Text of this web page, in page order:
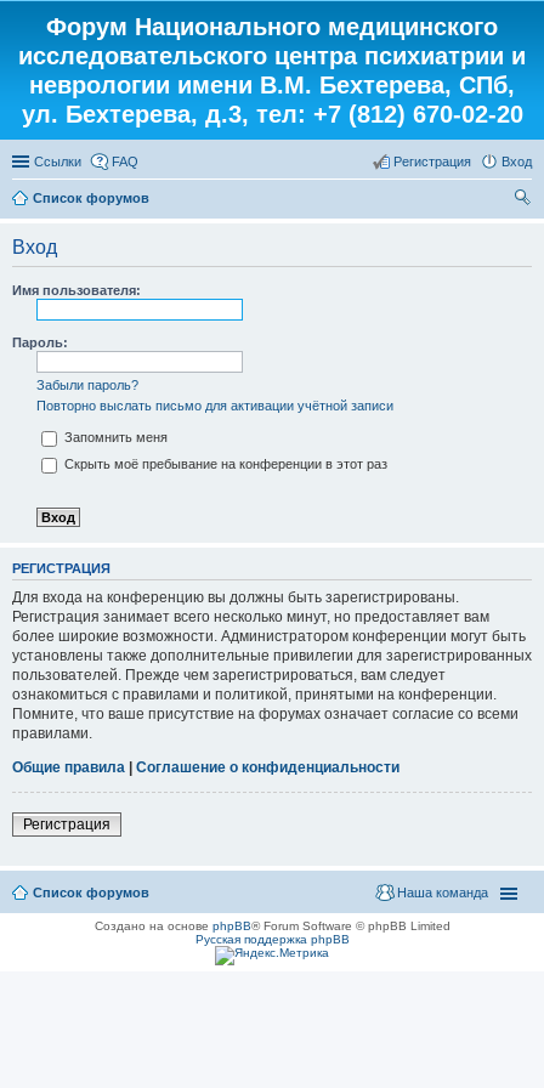
Форум Национального медицинского
исследовательского центра психиатрии и
неврологии имени В.М. Бехтерева, СПб,
ул. Бехтерева, д.3, тел: +7 (812) 670-02-20
Ссылки FAQ Вход
Регистрация
Список форумов
Вход
Имя пользователя:
Пароль:
Забыли пароль?
Повторно выслать письмо для активации учётной записи
Запомнить меня
Скрыть моё пребывание на конференции в этот раз
РЕГИСТРАЦИЯ
Для входа на конференцию вы должны быть зарегистрированы.
Регистрация занимает всего несколько минут, но предоставляет вам
более широкие возможности. Администратором конференции могут быть
установлены также дополнительные привилегии для зарегистрированных
пользователей. Прежде чем зарегистрироваться, вам следует
ознакомиться с правилами и политикой, принятыми на конференции.
Помните, что ваше присутствие на форумах означает согласие со всеми
правилами.
Общие правила | Соглашение о конфиденциальности
Регистрация
Список форумов Наша команда
Создано на основе phpBB® Forum Software © phpBB Limited
Русская поддержка phpBB